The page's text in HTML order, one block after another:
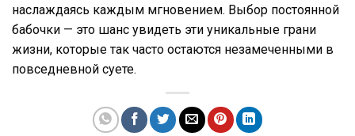
наслаждаясь каждым мгновением. Выбор постоянной
бабочки — это шанс увидеть эти уникальные грани
жизни, которые так часто остаются незамеченными в
повседневной суете.